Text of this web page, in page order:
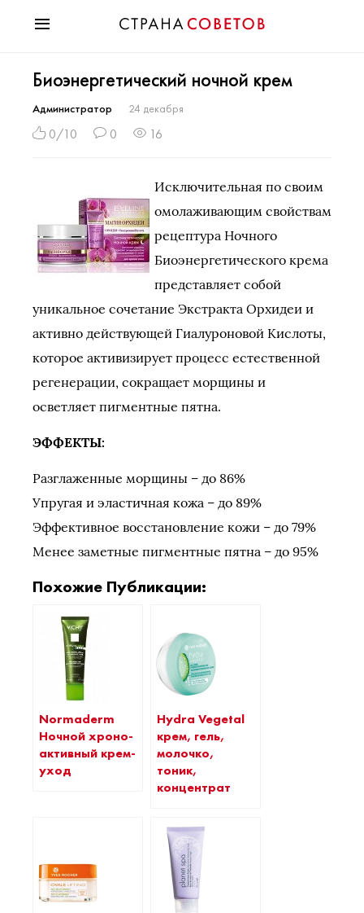
Мода
Звезды
Гороскопы
Праздники
Биоэнергетический ночной крем
Администратор 24 декабря
0/10 0 16
Исключительная по своим
омолаживающим свойствам
рецептура Ночного
Биоэнергетического крема
представляет собой
уникальное сочетание Экстракта Орхидеи и
активно действующей Гиалуроновой Кислоты,
которое активизирует процесс естественной
регенерации, сокращает морщины и
осветляет пигментные пятна.
ЭФФЕКТЫ:
Разглаженные морщины – до 86%
Упругая и эластичная кожа – до 89%
Эффективное восстановление кожи – до 79%
Менее заметные пигментные пятна – до 95%
Похожие Публикации:
Normaderm
Ночной хроно-
активный крем-
уход
Hydra Vegetal
крем, гель,
молочко,
тоник,
концентрат